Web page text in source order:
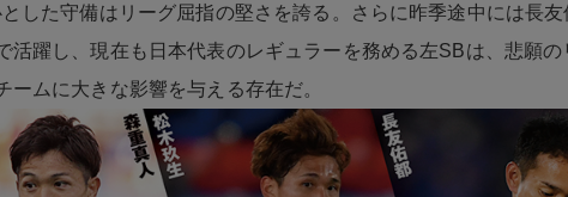
した守備はリーグ屈指の堅さを誇る。さらに昨季途中には長友
活躍し、現在も日本代表のレギュラーを務める左SBは、悲願の
ームに大きな影響を与える存在だ。